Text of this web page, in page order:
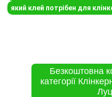
який клей потрібен для
Безкоштовна
категорії